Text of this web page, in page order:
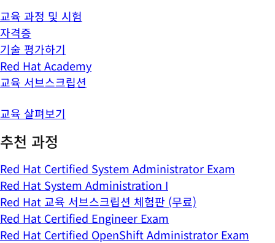
교육 과정 및 시험
자격증
기술 평가하기
Red Hat Academy
교육 서브스크립션
교육 살펴보기
추천 과정
Red Hat Certified System Administrator Exam
Red Hat System Administration I
Red Hat 교육 서브스크립션 체험판 (무료)
Red Hat Certified Engineer Exam
Red Hat Certified OpenShift Administrator Exam